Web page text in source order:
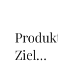
Ziel…